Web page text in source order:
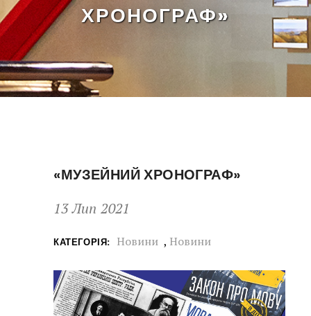
ХРОНОГРАФ»
«МУЗЕЙНИЙ ХРОНОГРАФ»
13 Лип 2021
КАТЕГОРІЯ: Новини , Новини